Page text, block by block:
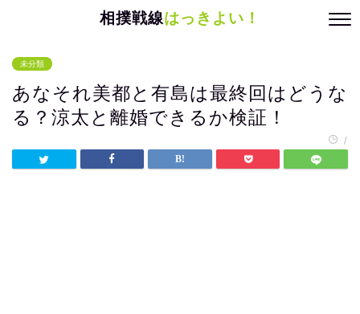
相撲戦線はっきよい！
未分類
あなそれ美都と有島は最終回はどうな
る？涼太と離婚できるか検証！
/